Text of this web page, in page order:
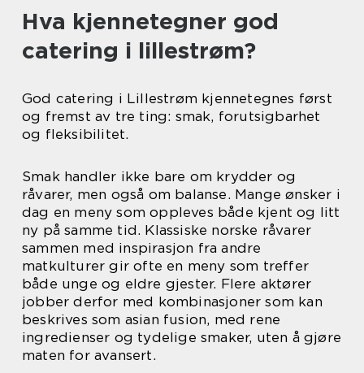
Hva kjennetegner god
catering i lillestrøm?
God catering i Lillestrøm kjennetegnes først
og fremst av tre ting: smak, forutsigbarhet
og fleksibilitet.
Smak handler ikke bare om krydder og
råvarer, men også om balanse. Mange ønsker i
dag en meny som oppleves både kjent og litt
ny på samme tid. Klassiske norske råvarer
sammen med inspirasjon fra andre
matkulturer gir ofte en meny som treffer
både unge og eldre gjester. Flere aktører
jobber derfor med kombinasjoner som kan
beskrives som asian fusion, med rene
ingredienser og tydelige smaker, uten å gjøre
maten for avansert.